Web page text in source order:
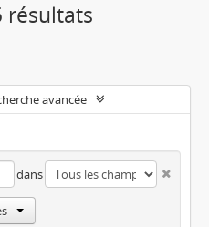
résultats
avancée
dans